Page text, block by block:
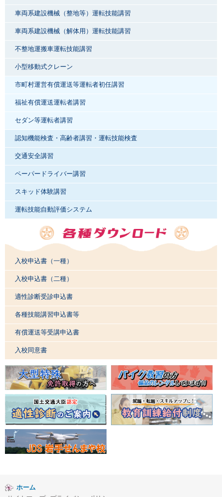
車両系建設機械（整地等）運転技能講習
車両系建設機械（解体用）運転技能講習
不整地運搬車運転技能講習
小型移動式クレーン
市町村運営有償運送等運転者初任講習
福祉有償運送運転者講習
セダン等運転者講習
認知機能検査・高齢者講習・運転技能検査
交通安全講習
ペーパードライバー講習
スキッド体験講習
運転技能自動評価システム
入校申込書（一種）
入校申込書（二種）
適性診断受診申込書
各種技能講習申込書等
有償運送等受講申込書
入校同意書
ホーム